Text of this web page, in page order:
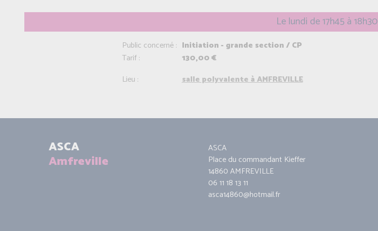
Le lundi de 17h45 à 18h30
Public concerné : Initiation - grande section / CP
Tarif :
130,00 €
Lieu :
salle polyvalente à AMFREVILLE
ASCA
Amfreville
ASCA
Place du commandant Kieffer
14860 AMFREVILLE
06 11 18 13 11
asca14860@hotmail.fr